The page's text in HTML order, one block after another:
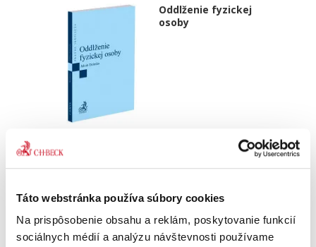
Táto webstránka používa súbory cookies
Na prispôsobenie obsahu a reklám, poskytovanie funkcií
sociálnych médií a analýzu návštevnosti používame
Oddlženie fyzickej
osoby
25,00 €
23,81 €bez DPH
Predkladaná monografia venujúca sa inštitútu
oddlženia fyzickej osoby po jeho rozsiahlej
novelizácii v roku 2017 predstavuje prvé
ucelené spracovanie tejto problematiky v